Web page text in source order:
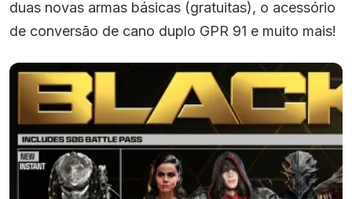
duas novas armas básicas (gratuitas), o acessório
de conversão de cano duplo GPR 91 e muito mais!